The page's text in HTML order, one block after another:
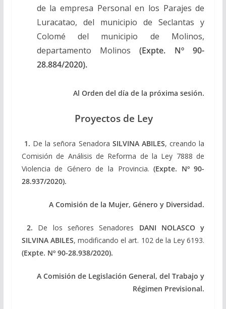
de la empresa Personal en los Parajes de
Luracatao, del municipio de Seclantas y
Colomé del municipio de Molinos,
departamento Molinos (Expte. Nº 90-
28.884/2020).
Al Orden del día de la próxima sesión.
Proyectos de Ley
1. De la señora Senadora SILVINA ABILES, creando la
Comisión de Análisis de Reforma de la Ley 7888 de
Violencia de Género de la Provincia. (Expte. Nº 90-
28.937/2020).
A Comisión de la Mujer, Género y Diversidad.
2. De los señores Senadores DANI NOLASCO y
SILVINA ABILES, modificando el art. 102 de la Ley 6193.
(Expte. Nº 90-28.938/2020).
A Comisión de Legislación General, del Trabajo y
Régimen Previsional.